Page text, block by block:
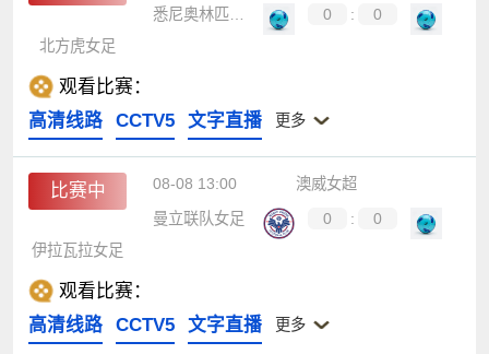
悉尼奥林匹克女足
0 :
0
北方虎女足
观看比赛：
高清线路
CCTV5 文字直播 更多
比赛中 08-08 13:00
澳威女超
曼立联队女足
0 :
0
伊拉瓦拉女足
观看比赛：
高清线路
CCTV5 文字直播 更多